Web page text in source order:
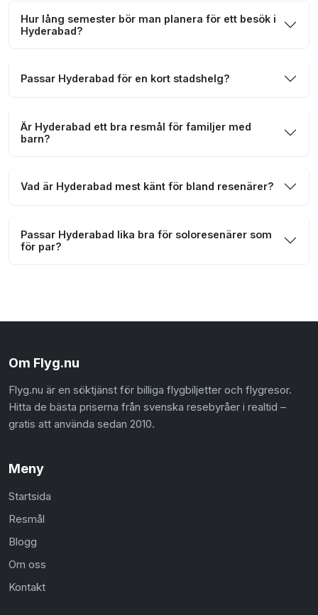
Hur lång semester bör man planera för ett besök i
Hyderabad?
Passar Hyderabad för en kort stadshelg?
Är Hyderabad ett bra resmål för familjer med
barn?
Vad är Hyderabad mest känt för bland resenärer?
Passar Hyderabad lika bra för soloresenärer som
för par?
Om Flyg.nu
Flyg.nu är en söktjänst för billiga flygbiljetter och flygresor.
Hitta de bästa priserna från svenska resebyråer i realtid –
gratis att använda sedan 2010.
Meny
Startsida
Resmål
Blogg
Om oss
Kontakt